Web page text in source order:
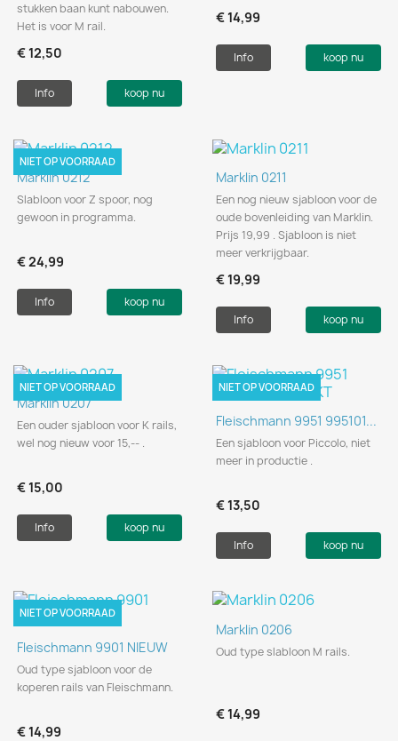
stukken baan kunt nabouwen.
Het is voor M rail.
€ 12,50
Info koop nu
€ 14,99
Info koop nu
Marklin 0212
Slabloon voor Z spoor, nog
gewoon in programma.
€ 24,99
Info koop nu
NIET OP VOORRAAD
Marklin 0211
Een nog nieuw sjabloon voor de
oude bovenleiding van Marklin.
Prijs 19,99 . Sjabloon is niet
meer verkrijgbaar.
€ 19,99
Info koop nu
Marklin 0207
Een ouder sjabloon voor K rails,
wel nog nieuw voor 15,-- .
€ 15,00
Info koop nu
NIET OP VOORRAAD
Fleischmann 9951 995101...
Een sjabloon voor Piccolo, niet
meer in productie .
€ 13,50
Info koop nu
NIET OP VOORRAAD
Fleischmann 9901 NIEUW
Oud type sjabloon voor de
koperen rails van Fleischmann.
€ 14,99
NIET OP VOORRAAD
Marklin 0206
Oud type slabloon M rails.
€ 14,99